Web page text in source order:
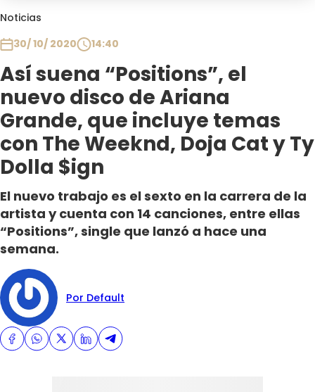
Noticias
30/ 10/ 2020
14:40
Así suena “Positions”, el
nuevo disco de Ariana
Grande, que incluye temas
con The Weeknd, Doja Cat y Ty
Dolla $ign
El nuevo trabajo es el sexto en la carrera de la
artista y cuenta con 14 canciones, entre ellas
“Positions”, single que lanzó a hace una
semana.
Por Default
Plan Perfecto
El Tiempo
Sabingo
Todos Los Programas